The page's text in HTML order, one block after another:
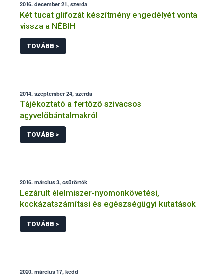
2016. december 21, szerda
Két tucat glifozát készítmény engedélyét vonta
vissza a NÉBIH
TOVÁBB >
2014. szeptember 24, szerda
Tájékoztató a fertőző szivacsos
agyvelőbántalmakról
TOVÁBB >
2016. március 3, csütörtök
Lezárult élelmiszer-nyomonkövetési,
kockázatszámítási és egészségügyi kutatások
TOVÁBB >
2020. március 17, kedd